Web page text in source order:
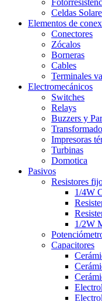
Celdas
Elementos de
Conectores
Zócalos
Borneras
Cables
Terminales
Electromecánicos
Switches
Relays
Buzzers y
Impresoras
Turbinas
Domotica
Pasivos
Resistores
1/4W
1/2W
Capacitores